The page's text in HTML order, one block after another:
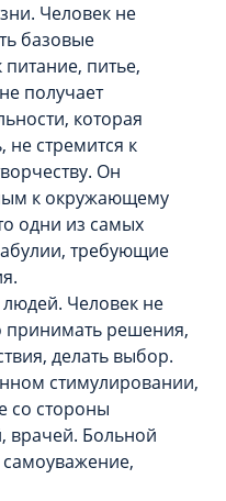
Человек не
базовые
питание, питье,
получает
которая
стремится к
Он
к окружающему
одни из самых
требующие
людей. Человек не
принимать решения,
делать выбор.
стимулировании,
со стороны
врачей. Больной
самоуважение,